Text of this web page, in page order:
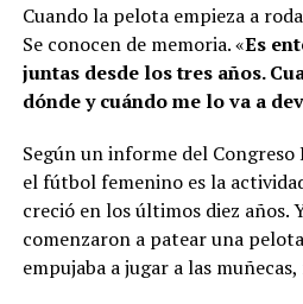
Cuando la pelota empieza a
Se conocen de memoria. «Es
juntas desde los tres años.
dónde y cuándo me lo va a
Según un informe del
el fútbol femenino es la
creció en los últimos diez años.
comenzaron a patear una
empujaba a jugar a las